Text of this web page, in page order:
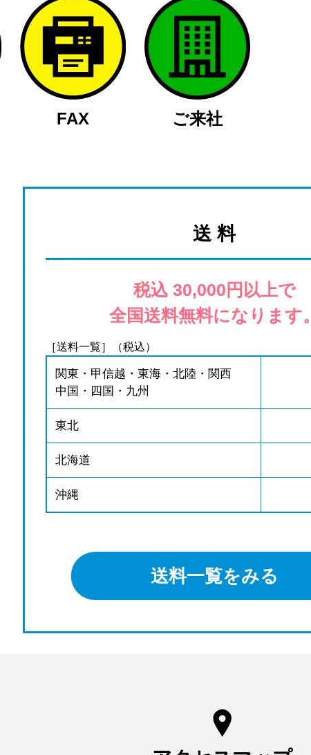
FAX ご来社
送 料
税込 30,000円以上で
全国送料無料になります。
［送料一覧］（税込）
関東・甲信越・東海・北陸・関西
中国・四国・九州
東北
北海道
沖縄
送料一覧をみる